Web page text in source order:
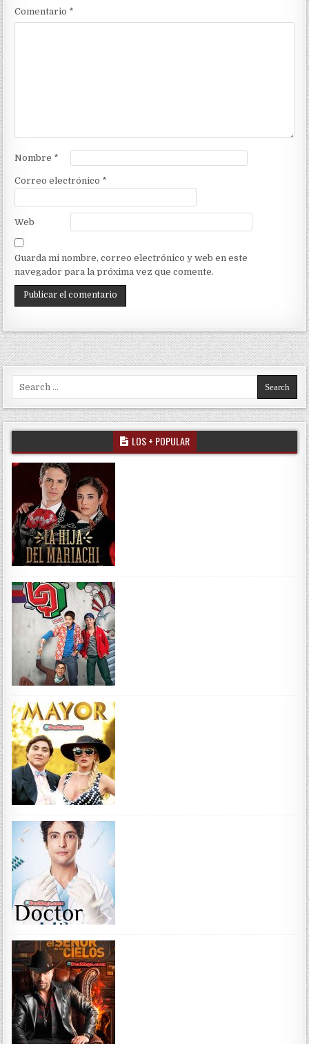
Comentario *
Nombre *
Correo electrónico *
Web
Guarda mi nombre, correo electrónico y web en este
navegador para la próxima vez que comente.
Search for:
LOS + POPULAR